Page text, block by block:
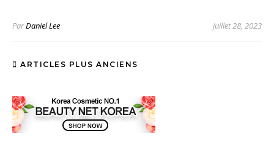
ParDaniel Lee juillet 28, 2023
ARTICLES PLUS ANCIENS